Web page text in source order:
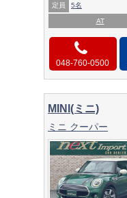
定員 5名
AT
048-760-0500
MINI(ミニ)
ミニ クーパー